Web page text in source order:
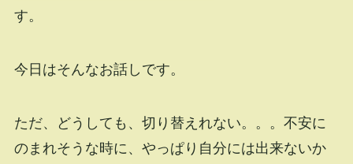
す。
今日はそんなお話しです。
ただ、どうしても、切り替えれない。。。不安に
のまれそうな時に、やっぱり自分には出来ないか